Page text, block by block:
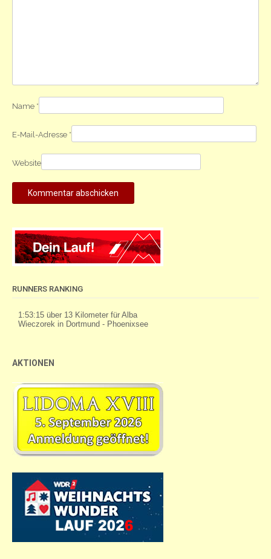
Name *
E-Mail-Adresse *
Website
RUNNERS RANKING
AKTIONEN